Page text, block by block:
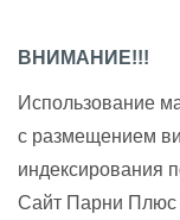
ВНИМАНИЕ!!!
Использование
с размещением
индексирования
Сайт Парни Плюс